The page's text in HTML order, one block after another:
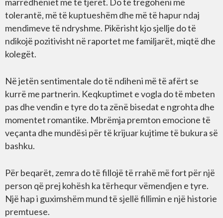
tolerantë, më të kuptueshëm dhe më të hapur ndaj
mendimeve të ndryshme. Pikërisht kjo sjellje do të
ndikojë pozitivisht në raportet me familjarët, miqtë dhe
kolegët.
Në jetën sentimentale do të ndiheni më të afërt se
kurrë me partnerin. Keqkuptimet e vogla do të mbeten
pas dhe vendin e tyre do ta zënë bisedat e ngrohta dhe
momentet romantike. Mbrëmja premton emocione të
veçanta dhe mundësi për të krijuar kujtime të bukura së
bashku.
Për beqarët, zemra do të fillojë të rrahë më fort për një
person që prej kohësh ka tërhequr vëmendjen e tyre.
Një hap i guximshëm mund të sjellë fillimin e një historie
premtuese.